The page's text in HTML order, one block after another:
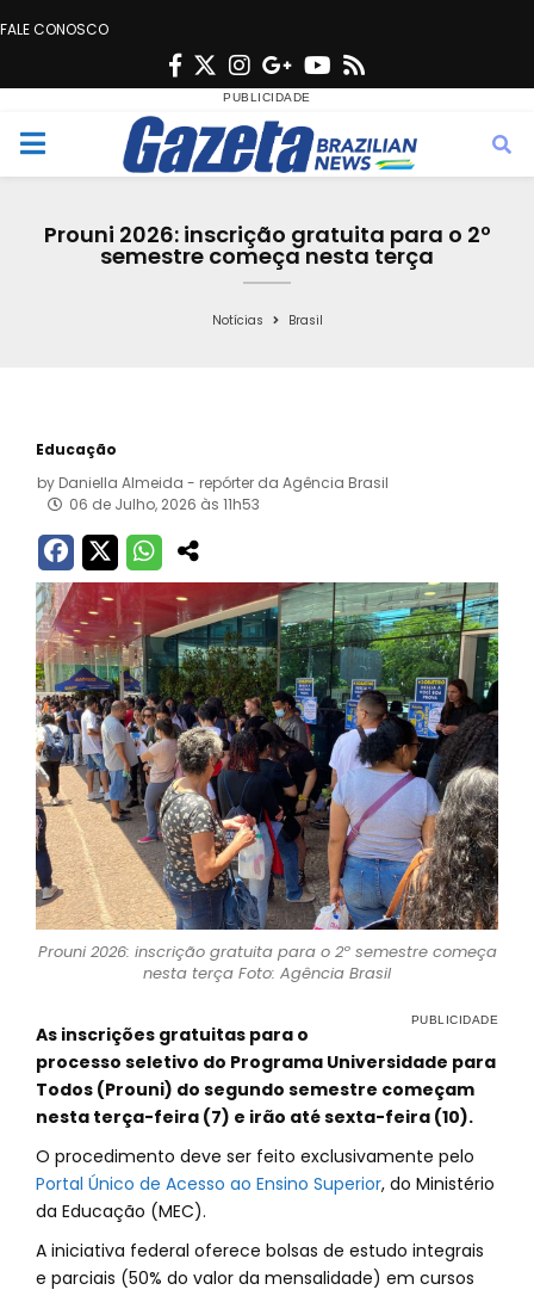
FALE CONOSCO
F
c
e
o
T
w
i
t
e
n
s
t
g
r
a
G
o
o
g
e
Y
u
t
b
s
M
Prouni 2026: inscrição gratuita para o 2º
semestre começa nesta terça
Notícias Brasil
Educação
by Daniella Almeida - repórter da Agência Brasil
06 de Julho, 2026 às 11h53
Prouni 2026: inscrição gratuita para o 2º semestre começa
nesta terça Foto: Agência Brasil
As inscrições gratuitas para o
processo seletivo do Programa Universidade para
Todos (Prouni) do segundo semestre começam
nesta terça-feira (7) e irão até sexta-feira (10).
O procedimento deve ser feito exclusivamente pelo
Portal Único de Acesso ao Ensino Superior, do Ministério
da Educação (MEC).
A iniciativa federal oferece bolsas de estudo integrais
e parciais (50% do valor da mensalidade) em cursos